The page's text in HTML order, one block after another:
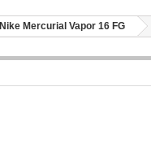
Nike Mercurial Vapor 16 FG